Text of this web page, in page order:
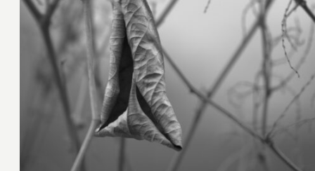
20. Februar 2025